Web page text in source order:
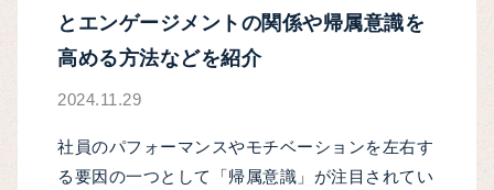
とエンゲージメントの関係や帰属意識を
高める方法などを紹介
2024.11.29
社員のパフォーマンスやモチベーションを左右す
る要因の一つとして「帰属意識」が注目されてい